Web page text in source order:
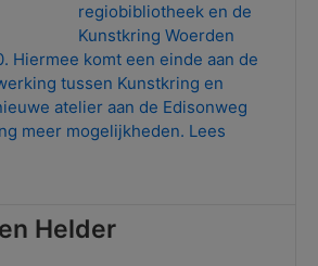
regiobibliotheek en de
Kunstkring Woerden
Hiermee komt een einde aan de
tussen Kunstkring en
atelier aan de Edisonweg
meer mogelijkheden. Lees
Helder